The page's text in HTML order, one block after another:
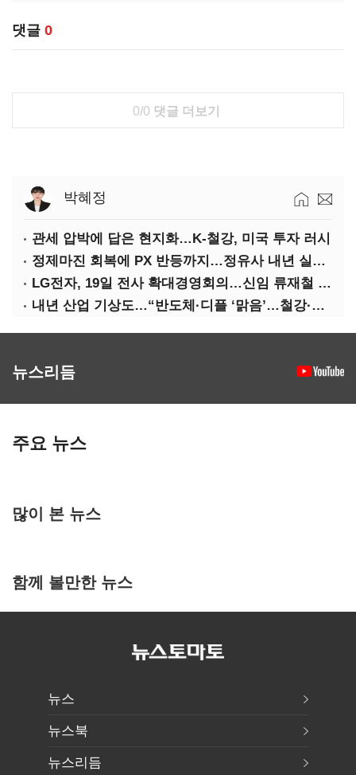
댓글 0
0/0 댓글 더보기
박혜정
관세 압박에 답은 현지화…K-철강, 미국 투자 러시
정제마진 회복에 PX 반등까지…정유사 내년 실적 기대
LG전자, 19일 전사 확대경영회의…신임 류재철 사장 주관
내년 산업 기상도…“반도체·디플 ‘맑음’…철강·석화 ‘흐림’”
뉴스리듬
주요 뉴스
많이 본 뉴스
함께 볼만한 뉴스
뉴스
뉴스북
뉴스리듬